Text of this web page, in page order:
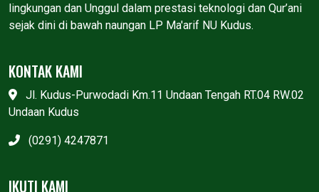
lingkungan dan Unggul dalam prestasi teknologi dan Qur’ani
sejak dini di bawah naungan LP Ma'arif NU Kudus.
KONTAK KAMI
Jl. Kudus-Purwodadi Km.11 Undaan Tengah RT.04 RW.02
Undaan Kudus
(0291) 4247871
IKUTI KAMI